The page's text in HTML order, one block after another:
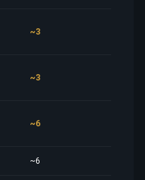
~3
~3
~6
~6